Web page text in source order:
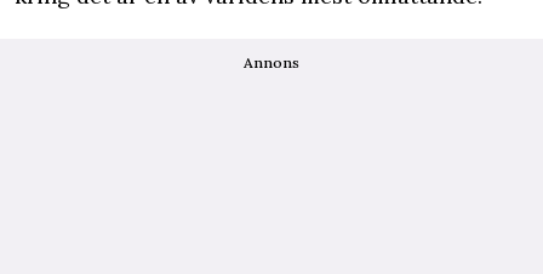
Annons